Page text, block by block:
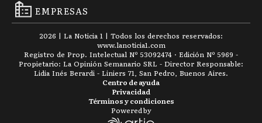
EMPRESAS
2026 | La Noticia 1 | Todos los derechos reservados:
www.lanoticia1.com
Registro de Prop. Intelectual Nº 53092474 · Edición Nº 5969 -
Propietario: La Opinión Semanario SRL - Director Responsable:
Lidia Inés Berardi - Liniers 71, San Pedro, Buenos Aires.
Términos y condiciones
Privacidad
Centro de ayuda
Powered by